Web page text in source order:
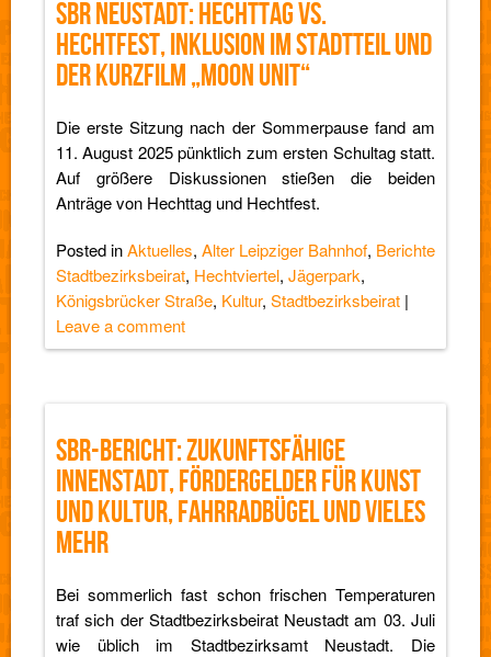
SBR NEUSTADT: HECHTTAG VS.
HECHTFEST, INKLUSION IM STADTTEIL UND
DER KURZFILM „MOON UNIT“
Die erste Sitzung nach der Sommerpause fand am
11. August 2025 pünktlich zum ersten Schultag statt.
Auf größere Diskussionen stießen die beiden
Anträge von Hechttag und Hechtfest.
Posted inAktuelles, Alter Leipziger Bahnhof, Berichte
Stadtbezirksbeirat, Hechtviertel, Jägerpark,
Königsbrücker Straße, Kultur, Stadtbezirksbeirat |
Leave a comment
SBR-BERICHT: ZUKUNFTSFÄHIGE
INNENSTADT, FÖRDERGELDER FÜR KUNST
UND KULTUR, FAHRRADBÜGEL UND VIELES
MEHR
Bei sommerlich fast schon frischen Temperaturen
traf sich der Stadtbezirksbeirat Neustadt am 03. Juli
wie üblich im Stadtbezirksamt Neustadt. Die